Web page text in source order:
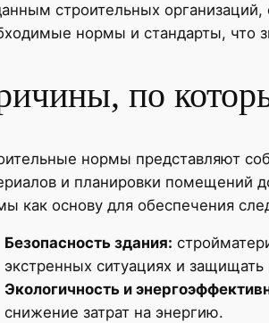
строительных
нормы и стандарты, что
по
нормы представляют
и планировки помещений
как основу для обеспечения
Безопасность здания:
экстренных ситуациях и защищать
Экологичность и
снижение затрат на энергию.